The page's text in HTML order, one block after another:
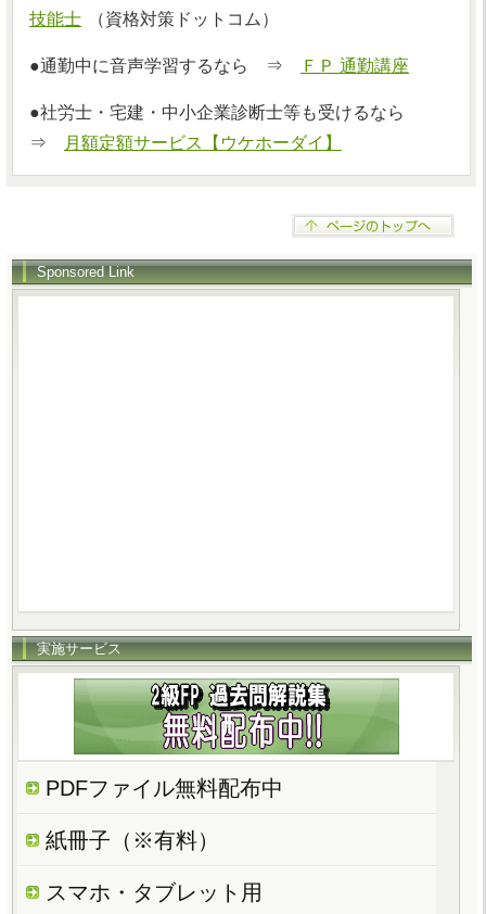
技能士
（資格対策ドットコム）
●通勤中に音声学習するなら ⇒ ＦＰ 通勤講座
●社労士・宅建・中小企業診断士等も受けるなら
⇒
月額定額サービス【ウケホーダイ】
Sponsored Link
実施サービス
PDFファイル無料配布中
紙冊子（※有料）
スマホ・タブレット用